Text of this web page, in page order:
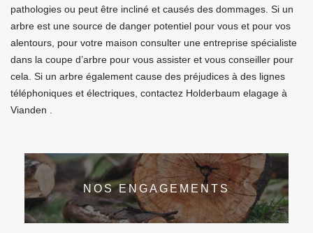
pathologies ou peut être incliné et causés des dommages. Si un
arbre est une source de danger potentiel pour vous et pour vos
alentours, pour votre maison consulter une entreprise spécialiste
dans la coupe d’arbre pour vous assister et vous conseiller pour
cela. Si un arbre également cause des préjudices à des lignes
téléphoniques et électriques, contactez Holderbaum elagage à
Vianden .
NOS ENGAGEMENTS